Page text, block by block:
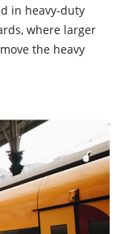
in heavy-duty
where larger
the heavy